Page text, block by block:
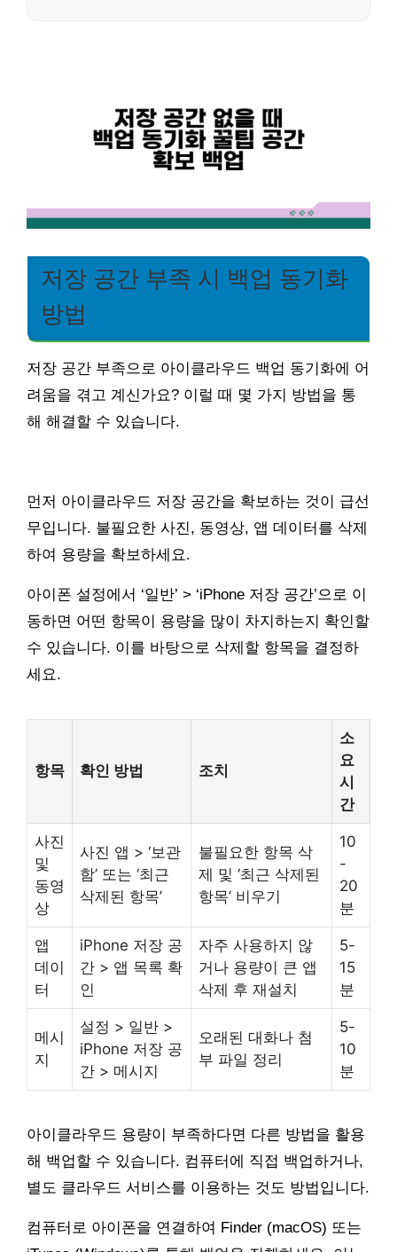
저장 공간 부족 시 백업 동기화
방법
저장 공간 부족으로 아이클라우드 백업 동기화에 어
려움을 겪고 계신가요? 이럴 때 몇 가지 방법을 통
해 해결할 수 있습니다.
먼저 아이클라우드 저장 공간을 확보하는 것이 급선
무입니다. 불필요한 사진, 동영상, 앱 데이터를 삭제
하여 용량을 확보하세요.
아이폰 설정에서 ‘일반’ > ‘iPhone 저장 공간’으로 이
동하면 어떤 항목이 용량을 많이 차지하는지 확인할
수 있습니다. 이를 바탕으로 삭제할 항목을 결정하
세요.
항목 확인 방법 조치
소
요
시
간
사진
및
동영
상
사진 앱 > ‘보관
함’ 또는 ‘최근
삭제된 항목’
불필요한 항목 삭
제 및 ‘최근 삭제된
항목’ 비우기
10
-
20
분
앱
데이
터
iPhone 저장 공
간 > 앱 목록 확
인
자주 사용하지 않
거나 용량이 큰 앱
삭제 후 재설치
5-
15
분
메시
지
설정 > 일반 >
iPhone 저장 공
간 > 메시지
오래된 대화나 첨
부 파일 정리
5-
10
분
아이클라우드 용량이 부족하다면 다른 방법을 활용
해 백업할 수 있습니다. 컴퓨터에 직접 백업하거나,
별도 클라우드 서비스를 이용하는 것도 방법입니다.
컴퓨터로 아이폰을 연결하여 Finder (macOS) 또는